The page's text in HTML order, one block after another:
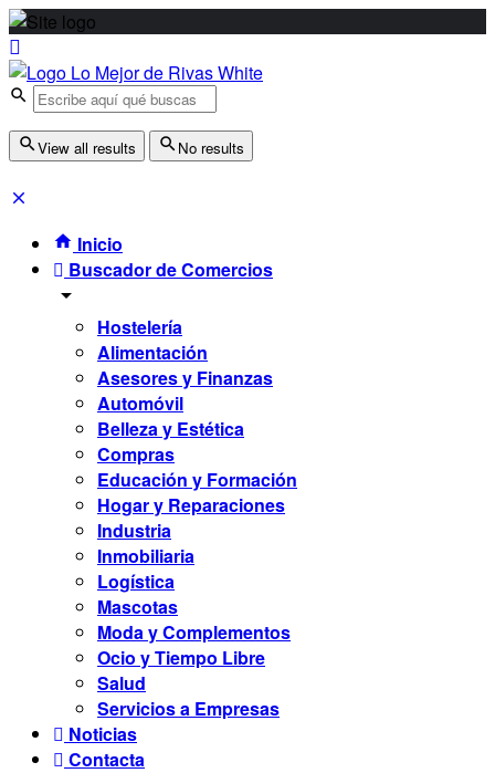
View all results No results
Inicio
Buscador de Comercios
Hostelería
Alimentación
Asesores y Finanzas
Automóvil
Belleza y Estética
Compras
Educación y Formación
Hogar y Reparaciones
Industria
Inmobiliaria
Logística
Mascotas
Moda y Complementos
Ocio y Tiempo Libre
Salud
Servicios a Empresas
Noticias
Contacta